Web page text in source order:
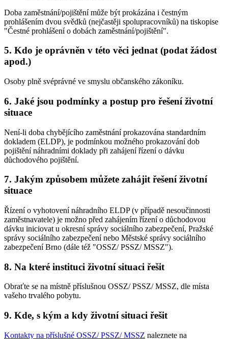
Doba zaměstnání/pojištění může být prokázána i čestným
prohlášením dvou svědků (nejčastěji spolupracovníků) na tiskopise
"Čestné prohlášení o dobách zaměstnání/pojištění".
5. Kdo je oprávněn v této věci jednat (podat žádost
apod.)
Osoby plně svéprávné ve smyslu občanského zákoníku.
6. Jaké jsou podmínky a postup pro řešení životní
situace
Není-li doba chybějícího zaměstnání prokazována standardním
dokladem (ELDP), je podmínkou možného prokazování dob
pojištění náhradními doklady při zahájení řízení o dávku
důchodového pojištění.
7. Jakým způsobem můžete zahájit řešení životní
situace
Řízení o vyhotovení náhradního ELDP (v případě nesoučinnosti
zaměstnavatele) je možno před zahájením řízení o důchodovou
dávku iniciovat u okresní správy sociálního zabezpečení, Pražské
správy sociálního zabezpečení nebo Městské správy sociálního
zabezpečení Brno (dále též "OSSZ/ PSSZ/ MSSZ").
8. Na které instituci životní situaci řešit
Obraťte se na místně příslušnou OSSZ/ PSSZ/ MSSZ, dle místa
vašeho trvalého pobytu.
9. Kde, s kým a kdy životní situaci řešit
Kontakty na příslušné OSSZ/ PSSZ/ MSSZ naleznete na